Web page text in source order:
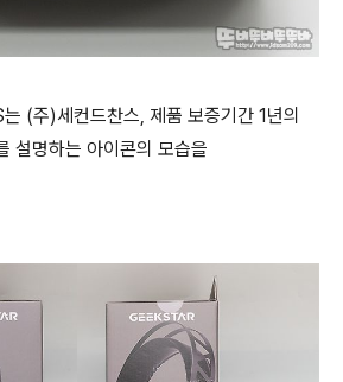
(주)세컨드찬스, 제품 보증기간 1년의
설명하는 아이콘의 모습을